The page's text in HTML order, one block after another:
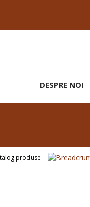
DESPRE NOI
produse